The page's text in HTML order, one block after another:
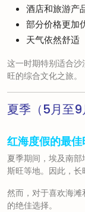
酒店和旅游产
部分价格更加
天气依然舒适
这一时期特别适合
旺的综合文化之旅。
夏季（5月至9
红海度假的最佳
夏季期间，埃及南
斯旺等地。因此，长
然而，对于喜欢海
的绝佳选择。